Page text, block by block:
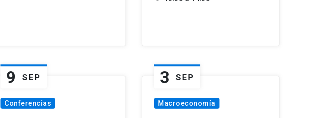
9 SEP
Conferencias
3 SEP
Macroeconomía